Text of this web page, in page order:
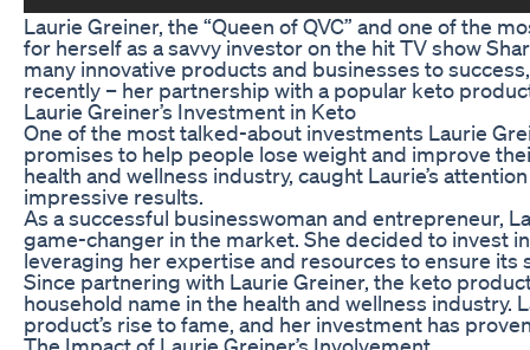
Laurie Greiner, the “Queen of QVC” and one of the
for herself as a savvy investor on the hit TV show
many innovative products and businesses to
recently – her partnership with a popular keto
Laurie Greiner’s Investment in Keto
One of the most talked-about investments Laurie
promises to help people lose weight and improve
health and wellness industry, caught Laurie’s
impressive results.
As a successful businesswoman and entrepreneur,
game-changer in the market. She decided to invest
leveraging her expertise and resources to ensure its
Since partnering with Laurie Greiner, the keto
household name in the health and wellness industry.
product’s rise to fame, and her investment has
The Impact of Laurie Greiner’s Involvement